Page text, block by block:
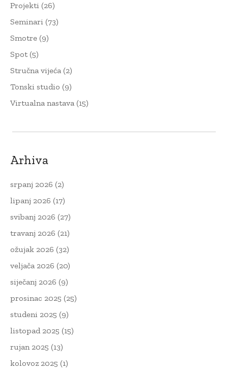
Projekti (26)
Seminari (73)
Smotre (9)
Spot(5)
Stručna vijeća (2)
Tonski studio (9)
Virtualna nastava (15)
Arhiva
srpanj 2026 (2)
lipanj 2026 (17)
svibanj 2026 (27)
travanj 2026 (21)
ožujak 2026 (32)
veljača 2026 (20)
siječanj 2026 (9)
prosinac 2025 (25)
studeni 2025 (9)
listopad 2025 (15)
rujan 2025 (13)
kolovoz 2025 (1)